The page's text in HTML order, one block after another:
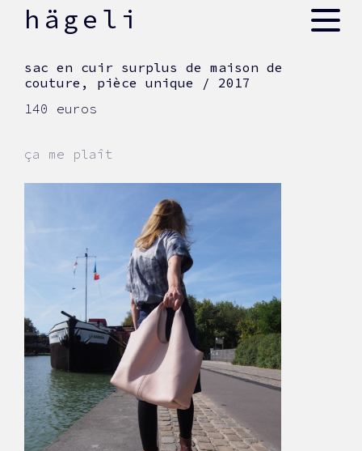
skiphägeli
sac en cuir surplus de maison de
couture, pièce unique / 2017
140 euros
ça me plaît